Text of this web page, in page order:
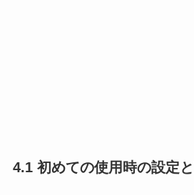
4.1 初めての使用時の設定